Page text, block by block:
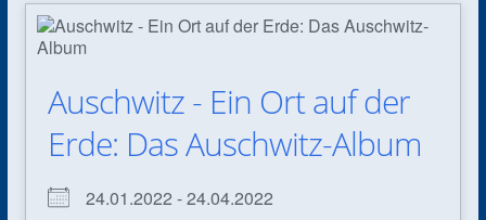
Auschwitz - Ein Ort auf der
Erde: Das Auschwitz-Album
24.01.2022 - 24.04.2022